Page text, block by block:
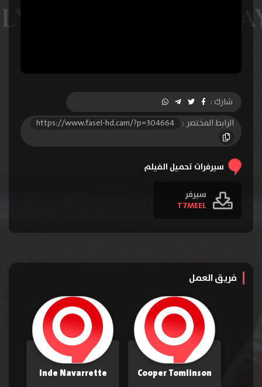
شارك :
الرابط المختصر :
https://www.fasel-hd.cam/?p=304664
سيرفرات تحميل الفيلم
سيرفر
T7MEEL
فريق العمل
Cooper Tomlinson
Inde Navarrette